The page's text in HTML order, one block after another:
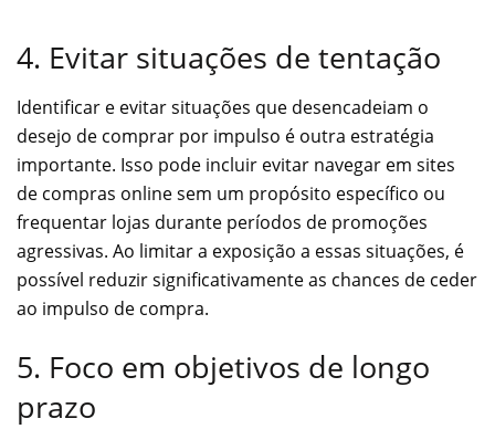
4. Evitar situações de tentação
Identificar e evitar situações que desencadeiam o
desejo de comprar por impulso é outra estratégia
importante. Isso pode incluir evitar navegar em sites
de compras online sem um propósito específico ou
frequentar lojas durante períodos de promoções
agressivas. Ao limitar a exposição a essas situações, é
possível reduzir significativamente as chances de ceder
ao impulso de compra.
5. Foco em objetivos de longo
prazo